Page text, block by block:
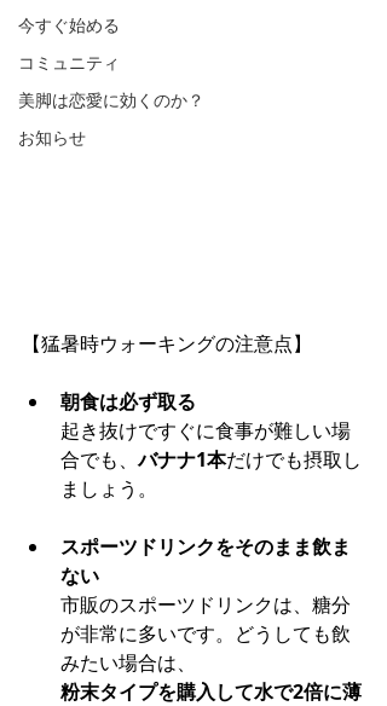
今すぐ始める
コミュニティ
美脚は恋愛に効くのか？
お知らせ
【猛暑時ウォーキングの注意点】
朝食は必ず取る
起き抜けですぐに食事が難しい場
合でも、バナナ1本だけでも摂取し
ましょう。
スポーツドリンクをそのまま飲ま
ない
市販のスポーツドリンクは、糖分
が非常に多いです。どうしても飲
みたい場合は、
粉末タイプを購入して水で2倍に薄